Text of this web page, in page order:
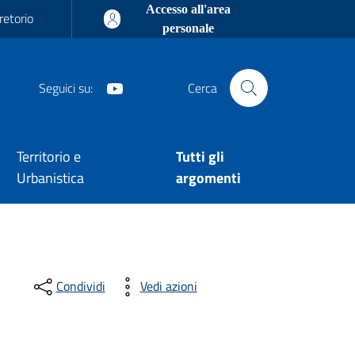
Accesso all'area
personale
Seguici su: Cerca
Territorio e
Urbanistica
Tutti gli
argomenti
Condividi Vedi azioni